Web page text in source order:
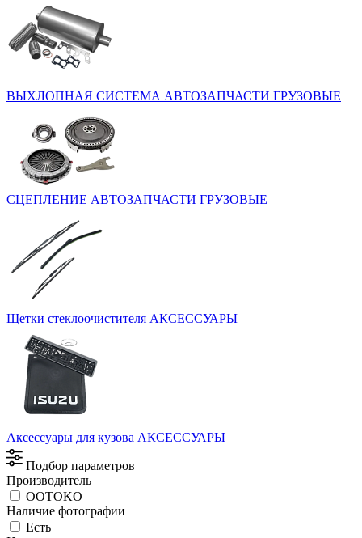
ВЫХЛОПНАЯ СИСТЕМА АВТОЗАПЧАСТИ ГРУЗОВЫЕ
СЦЕПЛЕНИЕ АВТОЗАПЧАСТИ ГРУЗОВЫЕ
Щетки стеклоочистителя АКСЕССУАРЫ
Аксессуары для кузова АКСЕССУАРЫ
Подбор параметров
Производитель
OOTOKO
Наличие фотографии
Есть